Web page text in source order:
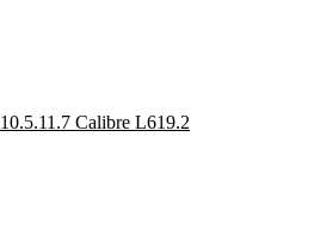
Calibre L619.2